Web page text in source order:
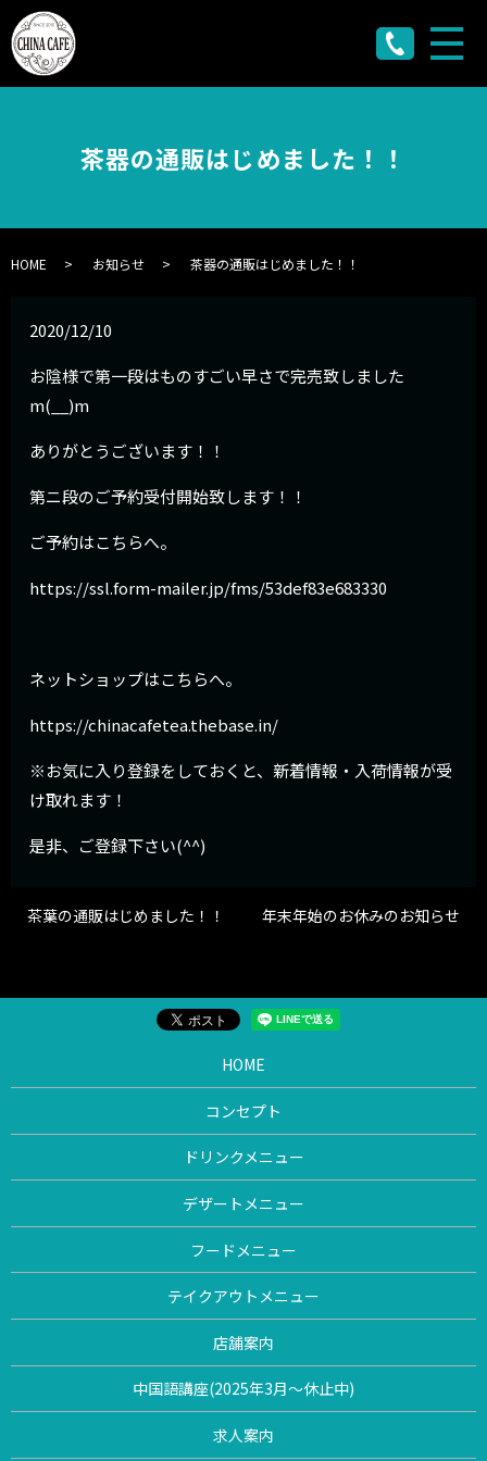
メ
茶器の通販はじめました！！
HOME お知らせ 茶器の通販はじめました！！
2020/12/10
お陰様で第一段はものすごい早さで完売致しました
m(__)m
ありがとうございます！！
第ニ段のご予約受付開始致します！！
ご予約はこちらへ。
https://ssl.form-mailer.jp/fms/53def83e683330
ネットショップはこちらへ。
https://chinacafetea.thebase.in/
※お気に入り登録をしておくと、新着情報・入荷情報が受
け取れます！
是非、ご登録下さい(^^)
茶葉の通販はじめました！！ 年末年始のお休みのお知らせ
HOME
コンセプト
ドリンクメニュー
デザートメニュー
フードメニュー
テイクアウトメニュー
店舗案内
中国語講座(2025年3月〜休止中)
求人案内